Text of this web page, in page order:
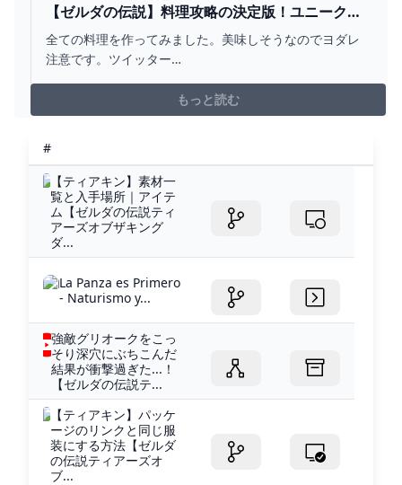
【ゼルダの伝説】料理攻略の決定版！ユニーク・
幻すべての料理を完成させる！ブレスオブザワイ
ルド【NAOTIN】 - YOUTUBE
全ての料理を作ってみました。美味しそうなのでヨダレ
注意です。ツイッター
ンビナイト系→https://www.youtube.com/watch?
v=vaqRYLaFFOQおすすめＰＴ系→https://...
もっと読む
#
【ティアキン】素材一
覧と入手場所｜アイテ
ム【ゼルダの伝説ティ
アーズオブザキング
ダ...
La Panza es Primero
- Naturismo y...
強敵グリオークをこっ
そり深穴にぶちこんだ
結果が衝撃過ぎた...！
【ゼルダの伝説テ...
【ティアキン】パッケ
ージのリンクと同じ服
装にする方法【ゼルダ
の伝説ティアーズオ
ブ...